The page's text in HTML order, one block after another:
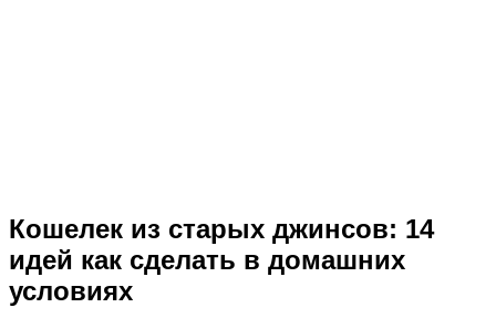
Кошелек из старых джинсов: 14
идей как сделать в домашних
условиях